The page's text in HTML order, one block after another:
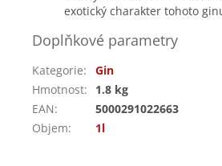
exotický charakter tohoto
Doplňkové parametry
Kategorie:
Gin
Hmotnost:
1.8 kg
EAN:
5000291022663
Objem: 1l